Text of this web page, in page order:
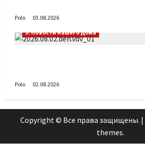
Polo
03.08.2026
5. Новости нашего Дома
Polo 02.08.2026
Copyright © Все права защищены. |
themes.